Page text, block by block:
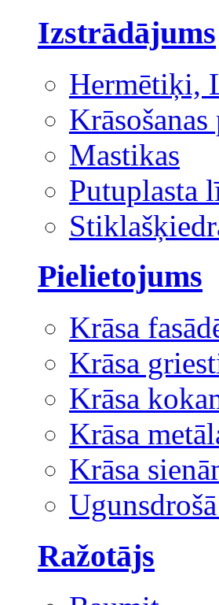
Izstrādājums
Hermētiķi,
Mastikas
Putuplasta
Pielietojums
Krāsa
Krāsa
Krāsa
Krāsa
Krāsa
Ražotājs